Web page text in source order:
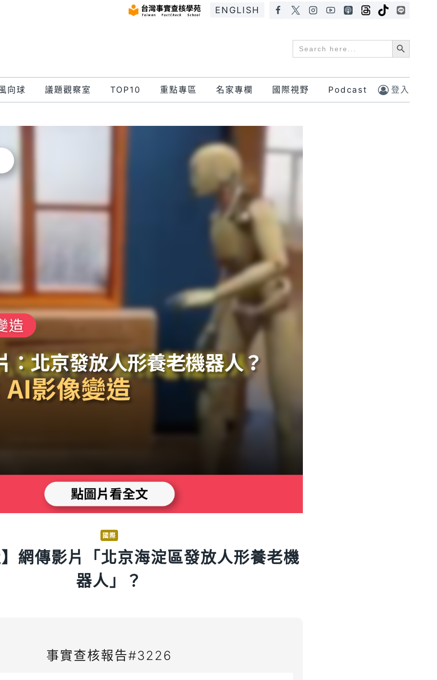
ENGLISH
Search
for:
Search Button
向球 議題觀察室 TOP10 重點專區 名家專欄 國際視野 Podcast 登入
國際
網傳影片「北京海淀區發放人形養老機
器人」？
事實查核報告#3226